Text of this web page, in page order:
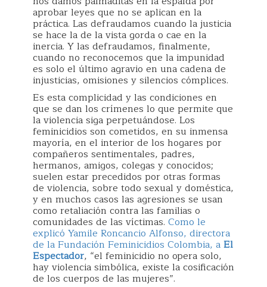
aprobar leyes que no se aplican en la
práctica. Las defraudamos cuando la justicia
se hace la de la vista gorda o cae en la
inercia. Y las defraudamos, finalmente,
cuando no reconocemos que la impunidad
es solo el último agravio en una cadena de
injusticias, omisiones y silencios cómplices.
Es esta complicidad y las condiciones en
que se dan los crímenes lo que permite que
la violencia siga perpetuándose. Los
feminicidios son cometidos, en su inmensa
mayoría, en el interior de los hogares por
compañeros sentimentales, padres,
hermanos, amigos, colegas y conocidos;
suelen estar precedidos por otras formas
de violencia, sobre todo sexual y doméstica,
y en muchos casos las agresiones se usan
como retaliación contra las familias o
comunidades de las víctimas. Como le
explicó Yamile Roncancio Alfonso, directora
de la Fundación Feminicidios Colombia, aEl
Espectador, “el feminicidio no opera solo,
hay violencia simbólica, existe la cosificación
de los cuerpos de las mujeres”.